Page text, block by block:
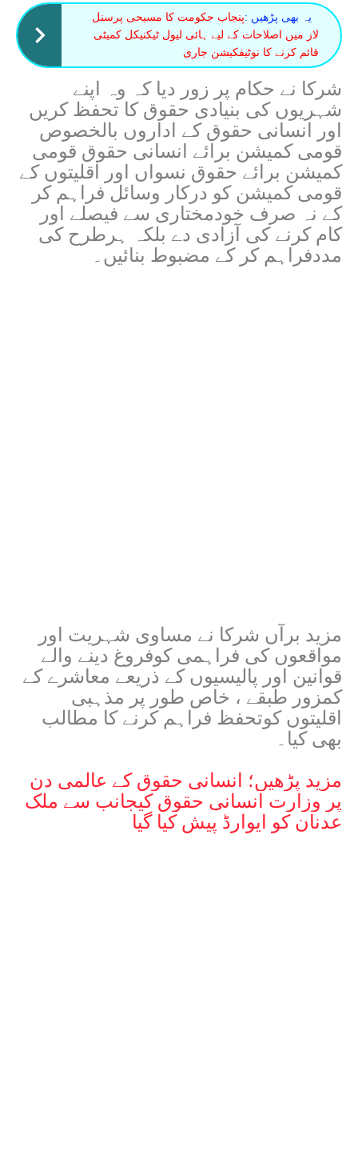
یہ بھی پڑھیں :پنجاب حکومت کا مسیحی پرسنل
لاز میں اصلاحات کے لیے ہائی لیول ٹیکنیکل کمیٹی
قائم کرنے کا نوٹیفکیشن جاری
شرکا نے حکام پر زور دیا کہ وہ اپنے
شہریوں کی بنیادی حقوق کا تحفظ کریں
اور انسانی حقوق کے اداروں بالخصوص
قومی کمیشن برائے انسانی حقوق قومی
کمیشن برائے حقوق نسواں اور اقلیتوں کے
قومی کمیشن کو درکار وسائل فراہم کر
کے نہ صرف خودمختاری سے فیصلے اور
کام کرنے کی آزادی دے بلکہ ہرطرح کی
مددفراہم کر کے مضبوط بنائیں۔
مزید برآں شرکا نے مساوی شہریت اور
مواقعوں کی فراہمی کوفروغ دینے والے
قوانین اور پالیسیوں کے ذریعے معاشرے کے
کمزور طبقے ، خاص طور پر مذہبی
اقلیتوں کوتحفظ فراہم کرنے کا مطالب
بھی کیا۔
مزید پڑھیں؛
انسانی حقوق کے عالمی دن
پر وزارت انسانی حقوق کیجانب سے ملک
عدنان کو ایوارڈ پیش کیا گیا